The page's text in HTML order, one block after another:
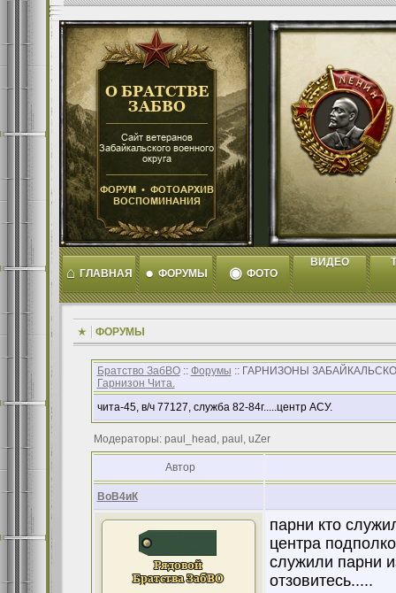
⌂ ГЛАВНАЯ ● ФОРУМЫ ◉ ФОТО
ВИДЕО
ФОРУМЫ
Братство ЗабВО:: Форумы :: ГАРНИЗОНЫ
Гарнизон Чита.
чита-45, в/ч 77127, служба 82-84г.....центр АСУ.
Модераторы: paul_head, paul, uZer
Автор
ВоВ4иК
парни кто
центра
служили парни
отзовитесь.....